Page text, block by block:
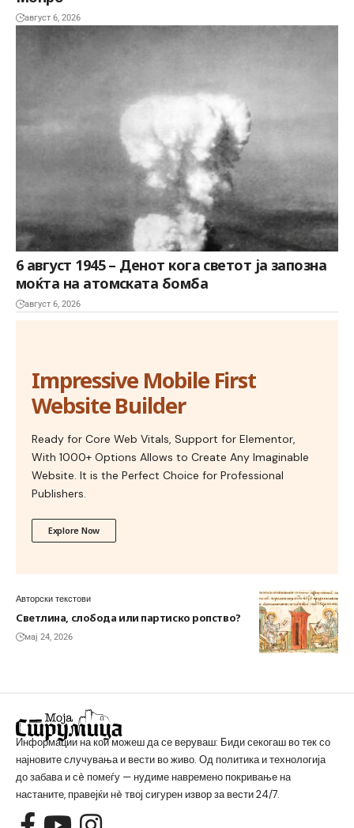
август 6, 2026
6 август 1945 – Денот кога светот ја запозна
моќта на атомската бомба
август 6, 2026
Impressive Mobile First
Website Builder
Ready for Core Web Vitals, Support for Elementor,
With 1000+ Options Allows to Create Any Imaginable
Website. It is the Perfect Choice for Professional
Publishers.
Explore Now
Авторски текстови
Светлина, слобода или партиско ропство?
мај 24, 2026
Информации на кои можеш да се веруваш: Биди секогаш во тек со
најновите случувања и вести во живо. Од политика и технологија
до забава и сè помеѓу — нудиме навремено покривање на
настаните, правејќи нè твој сигурен извор за вести 24/7.